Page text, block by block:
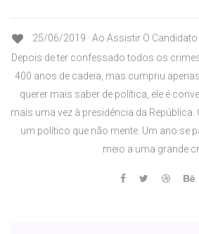
25/06/2019 · Ao Assistir O
Depois de ter confessado todos os
400 anos de cadeia, mas cumpriu
querer mais saber de política, ele é
mais uma vez à presidência da República.
um político que não mente. Um ano se
meio a uma grande